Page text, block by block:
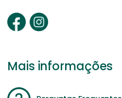
Mais informações